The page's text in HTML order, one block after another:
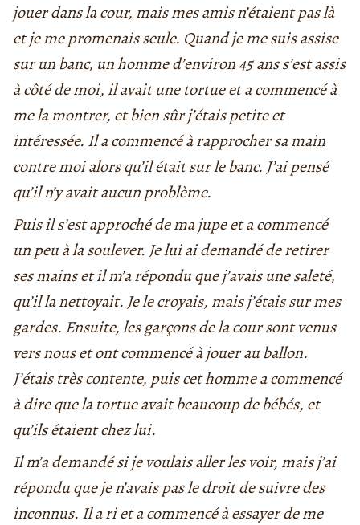
jouer dans la cour, mais mes amis n’étaient pas là
et je me promenais seule. Quand je me suis assise
sur un banc, un homme d’environ 45 ans s’est assis
à côté de moi, il avait une tortue et a commencé à
me la montrer, et bien sûr j’étais petite et
intéressée. Il a commencé à rapprocher sa main
contre moi alors qu’il était sur le banc. J’ai pensé
qu’il n’y avait aucun problème.
Puis il s’est approché de ma jupe et a commencé
un peu à la soulever. Je lui ai demandé de retirer
ses mains et il m’a répondu que j’avais une saleté,
qu’il la nettoyait. Je le croyais, mais j’étais sur mes
gardes. Ensuite, les garçons de la cour sont venus
vers nous et ont commencé à jouer au ballon.
J’étais très contente, puis cet homme a commencé
à dire que la tortue avait beaucoup de bébés, et
qu’ils étaient chez lui.
Il m’a demandé si je voulais aller les voir, mais j’ai
répondu que je n’avais pas le droit de suivre des
inconnus. Il a ri et a commencé à essayer de me